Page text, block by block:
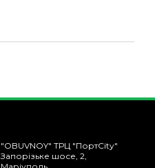
"OBUVNOY" ТРЦ "ПортCity"
Запорізьке шосе, 2,